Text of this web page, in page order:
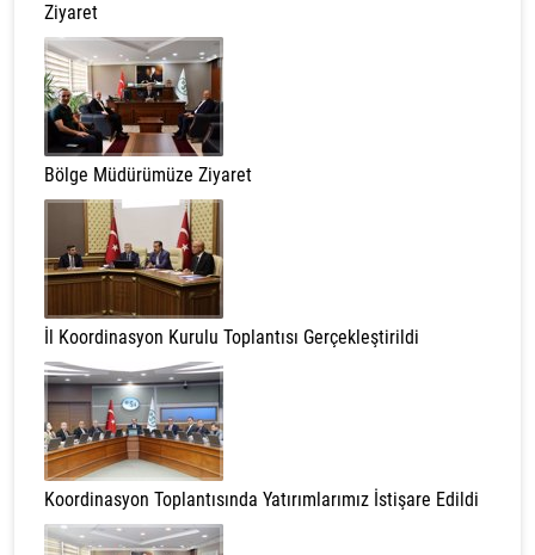
Ziyaret
Bölge Müdürümüze Ziyaret
İl Koordinasyon Kurulu Toplantısı Gerçekleştirildi
Koordinasyon Toplantısında Yatırımlarımız İstişare Edildi